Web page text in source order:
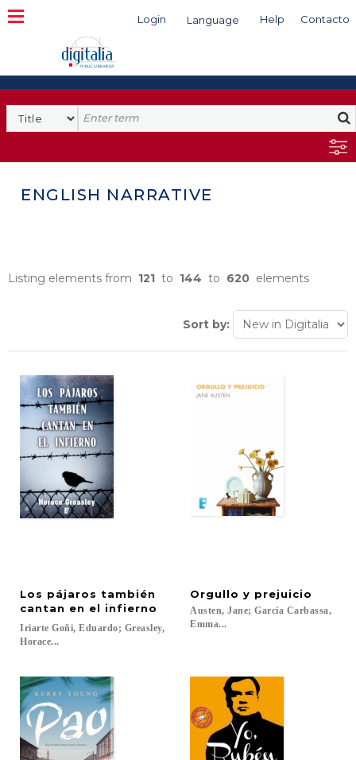
Login Language Help Contacto
Search
ENGLISH NARRATIVE
Listing elements from 121 to 144 to 620 elements
Sort by:
Los pájaros también
cantan en el infierno
Iriarte Goñi, Eduardo; Greasley,
Horace...
Orgullo y prejuicio
Austen, Jane; García Carbassa,
Emma...